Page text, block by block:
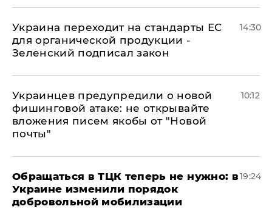
Украина переходит на стандарты ЕС
для органической продукции -
Зеленский подписал закон
14:30
Украинцев предупредили о новой
фишинговой атаке: не открывайте
вложения писем якобы от "Новой
почты"
10:12
Обращаться в ТЦК теперь не нужно: в
Украине изменили порядок
добровольной мобилизации
19:24